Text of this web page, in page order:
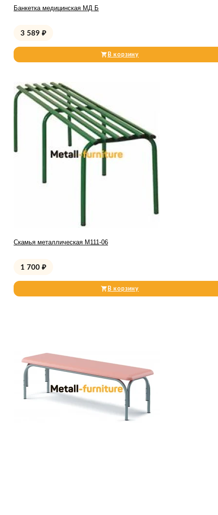
Банкетка медицинская МД Б
3 589 ₽
В корзину
Скамья металлическая М111-06
1 700 ₽
В корзину